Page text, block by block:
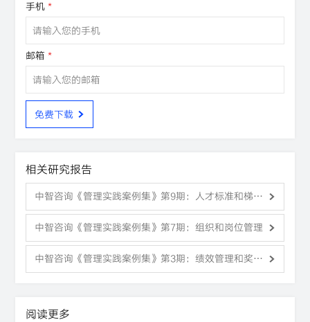
手机 *
邮箱 *
免费下载
相关研究报告
中智咨询《管理实践案例集》第9期：人才标准和梯队
培养体系
中智咨询《管理实践案例集》第7期：组织和岗位管理
中智咨询《管理实践案例集》第3期：绩效管理和奖金
激励
阅读更多